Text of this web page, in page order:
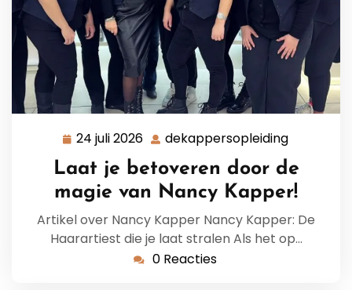
24 juli 2026 24
juli
2026
dekappersopleiding
Laat je betoveren door de
magie van Nancy Kapper!
Artikel over Nancy Kapper Nancy Kapper: De
Haarartiest die je laat stralen Als het op…
0 Reacties